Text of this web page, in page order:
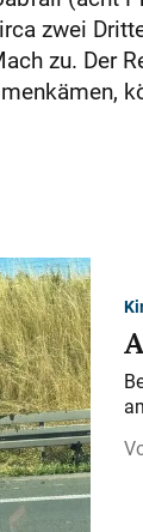
zwei
zu. Der